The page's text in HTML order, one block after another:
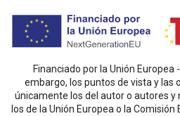
Financiado por la Unión Europea
embargo, los puntos de vista y las
únicamente los del autor o autores
los de la Unión Europea o la Comisión